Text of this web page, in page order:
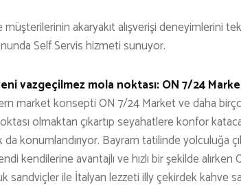
akaryakıt alışverişi deneyimlerini
Self Servis hizmeti sunuyor.
vazgeçilmez mola noktası: ON 7/24
market konsepti ON 7/24 Market ve daha
olmaktan çıkartıp seyahatlere konfor
konumlandırıyor. Bayram tatilinde yolculuğa
kendilerine avantajlı ve hızlı bir şekilde
sandviçler ile İtalyan lezzeti illy çekirdek kahve